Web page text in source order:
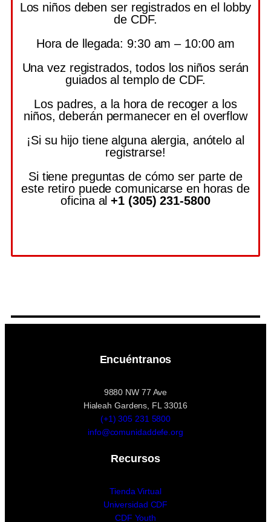
Los niños deben ser registrados en el lobby
de CDF.
Hora de llegada: 9:30 am – 10:00 am
Una vez registrados, todos los niños serán
guiados al templo de CDF.
Los padres, a la hora de recoger a los
niños, deberán permanecer en el overflow
¡Si su hijo tiene alguna alergia, anótelo al
registrarse!
Si tiene preguntas de cómo ser parte de
este retiro puede comunicarse en horas de
oficina al+1 (305) 231-5800
Encuéntranos
9880 NW 77 Ave
Hialeah Gardens, FL 33016
(+1) 305 231 5800
info@comunidaddefe.org
Recursos
Tienda Virtual
Universidad CDF
CDF Youth